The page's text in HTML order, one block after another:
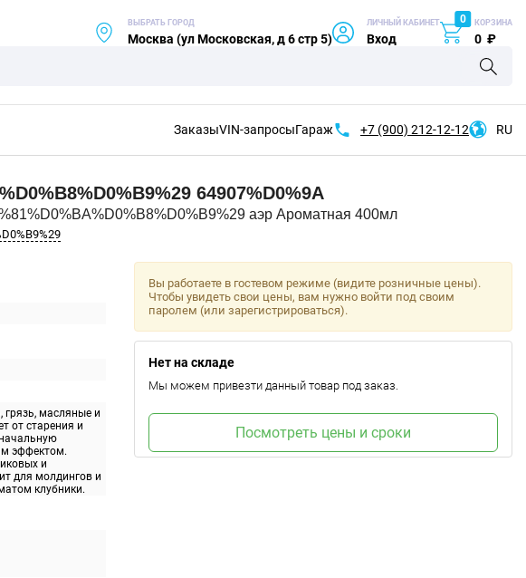
ВЫБРАТЬ ГОРОД
Москва (ул Московская, д 6 стр 5)
ЛИЧНЫЙ КАБИНЕТ
Вход
0 КОРЗИНА
0 ₽
ЗаказыVIN-запросыГараж +7 (900) 212-12-12 RU
64907%D0%9A
аэр Ароматная 400мл
грязь, масляные и
от старения и
эффектом.
и
для молдингов и
клубники.
Вы работаете в гостевом режиме (видите розничные цены).
Чтобы увидеть свои цены, вам нужно войти под своим
паролем (или зарегистрироваться).
Нет на складе
Мы можем привезти данный товар под заказ.
Посмотреть цены и сроки